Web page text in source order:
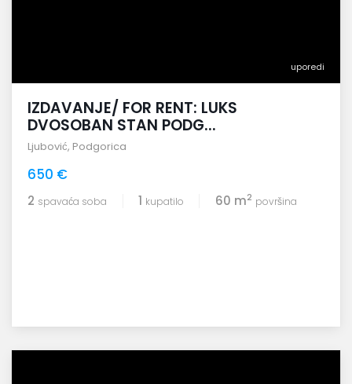
uporedi
IZDAVANJE/ FOR RENT: LUKS
DVOSOBAN STAN PODG...
Ljubović, Podgorica
650 €
2 spavaća soba 1 kupatilo 60 m2 površina